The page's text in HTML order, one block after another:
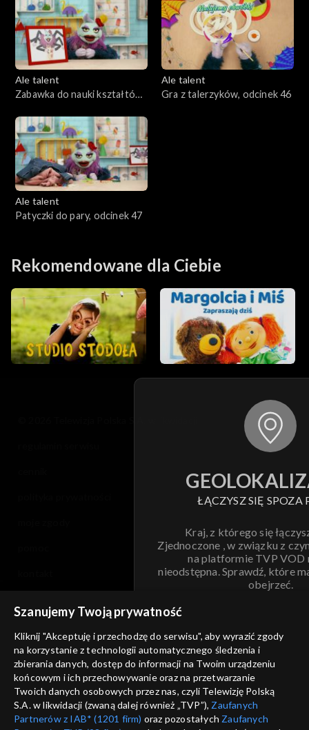
Ale talent
Zabawka do nauki kształtów,
Ale talent
Gra z talerzyków, odcinek 46
Ale talent
Patyczki do pary, odcinek 47
Rekomendowane dla Ciebie
ŁĄCZYSZ SIĘ SPOZA
Kraj, z którego się
Zjednoczone , w związku z
na platformie TVP VOD
nieodstępna. Sprawdź, które
obejrzeć.
ANULUJ
informacje o dostawcy usług
Szanujemy Twoją prywatność
Kliknij "Akceptuję i przechodzę do serwisu", aby wyrazić zgody
na korzystanie z technologii automatycznego śledzenia i
zbierania danych, dostęp do informacji na Twoim urządzeniu
końcowym i ich przechowywanie oraz na przetwarzanie
Twoich danych osobowych przez nas, czyli Telewizję Polską
S.A. w likwidacji (zwaną dalej również „TVP”), Zaufanych
Partnerów z IAB* (1201 firm) oraz pozostałych Zaufanych